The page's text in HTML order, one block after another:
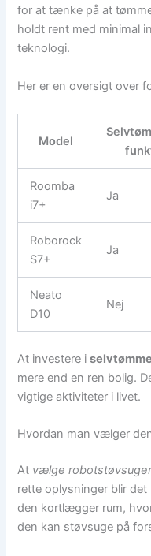
for at tænke på at
holdt rent med minimal
teknologi.
Her er en oversigt over
Model
Roomba
i7+
Ja
Roborock
S7+
Ja
Neato
D10
Nej
At investere i
mere end en ren bolig.
vigtige aktiviteter i livet.
Hvordan man vælger
At vælge
rette oplysninger blir
den kortlægger rum,
den kan støvsuge på